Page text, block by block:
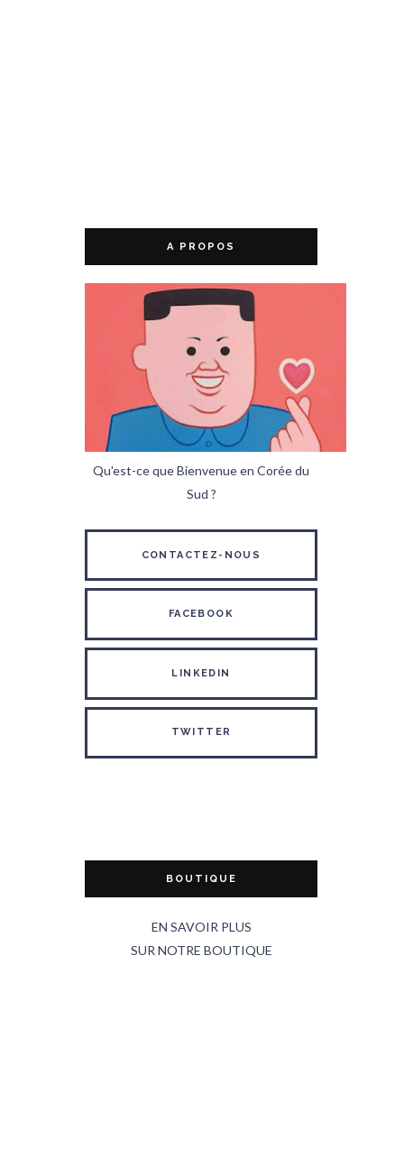
A PROPOS
Qu'est-ce que Bienvenue en Corée du
Sud ?
CONTACTEZ-NOUS
FACEBOOK
LINKEDIN
TWITTER
BOUTIQUE
EN SAVOIR PLUS
SUR NOTRE BOUTIQUE